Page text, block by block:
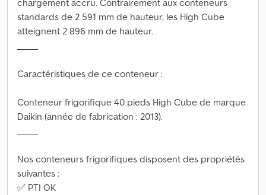
chargement accru. Contrairement aux conteneurs
standards de 2 591 mm de hauteur, les High Cube
atteignent 2 896 mm de hauteur.
Caractéristiques de ce conteneur :
Conteneur frigorifique 40 pieds High Cube de marque
Daikin (année de fabrication : 2013).
Nos conteneurs frigorifiques disposent des propriétés
suivantes :
✅ PTI OK